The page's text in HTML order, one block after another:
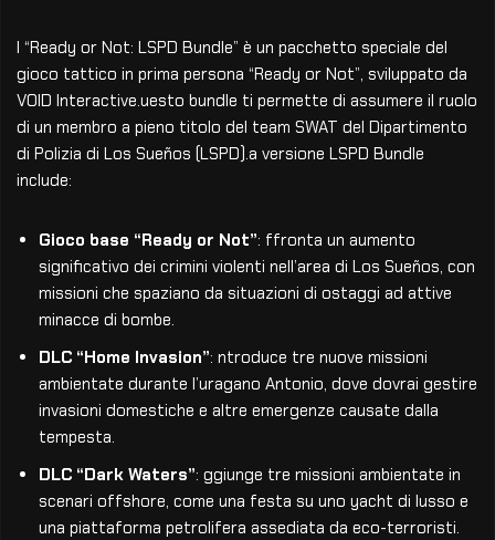
l “Ready or Not: LSPD Bundle” è un pacchetto speciale del
gioco tattico in prima persona “Ready or Not”, sviluppato da
VOID Interactive.uesto bundle ti permette di assumere il ruolo
di un membro a pieno titolo del team SWAT del Dipartimento
di Polizia di Los Sueños (LSPD).a versione LSPD Bundle
include:
Gioco base “Ready or Not”: ffronta un aumento
significativo dei crimini violenti nell’area di Los Sueños, con
missioni che spaziano da situazioni di ostaggi ad attive
minacce di bombe.
DLC “Home Invasion”: ntroduce tre nuove missioni
ambientate durante l’uragano Antonio, dove dovrai gestire
invasioni domestiche e altre emergenze causate dalla
tempesta.
DLC “Dark Waters”: ggiunge tre missioni ambientate in
scenari offshore, come una festa su uno yacht di lusso e
una piattaforma petrolifera assediata da eco-terroristi.